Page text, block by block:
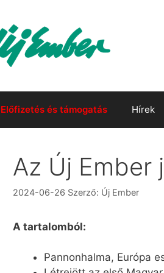
Előfizetés és támogatás Hírek
Az Új Ember
2024-06-26 Szerző: Új Ember
A tartalomból:
Pannonhalma, Európa